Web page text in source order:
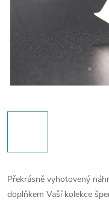
Překrásně vyhotovený
doplňkem Vaší kolekce